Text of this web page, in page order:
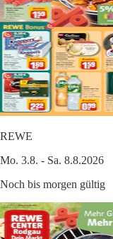
REWE
Mo. 3.8. - Sa. 8.8.2026
Noch bis morgen gültig